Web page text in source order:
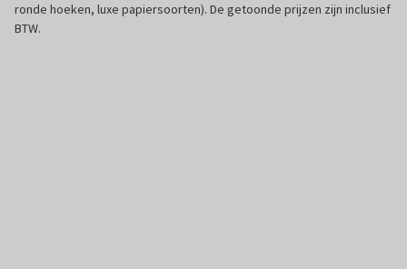
ronde hoeken, luxe papiersoorten). De getoonde prijzen zijn inclusief
BTW.